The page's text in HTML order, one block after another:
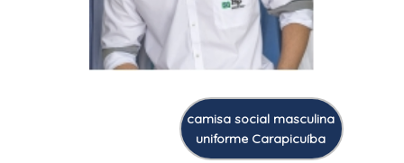
camisa social masculina
uniforme Carapicuíba